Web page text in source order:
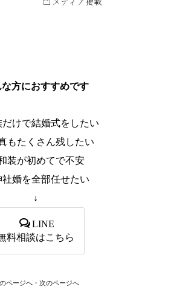
な方におすすめです
けで結婚式をしたい
もたくさん残したい
装が初めてで不安
婚を全部任せたい
↓
LINE
料相談はこちら
ページへ・ 次のページへ